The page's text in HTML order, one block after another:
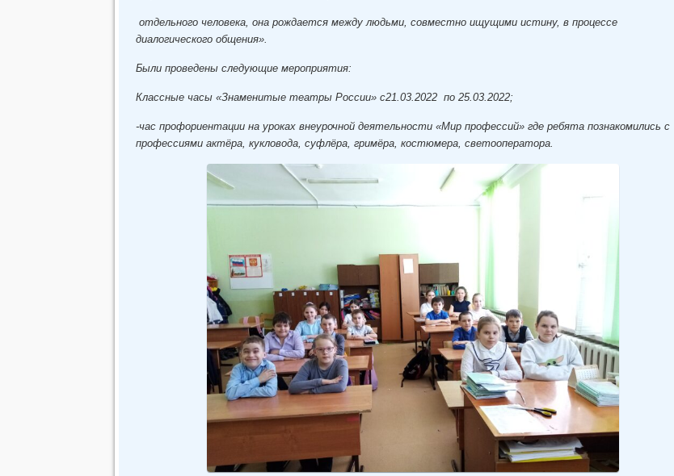
отдельного человека, она рождается между людьми, совместно ищущими истину, в процессе
диалогического общения».
Были проведены следующие мероприятия:
Классные часы «Знаменитые театры России» с21.03.2022 по 25.03.2022;
-час профориентации на уроках внеурочной деятельности «Мир профессий» где ребята познакомились с
профессиями актёра, кукловода, суфлёра, гримёра, костюмера, светооператора.